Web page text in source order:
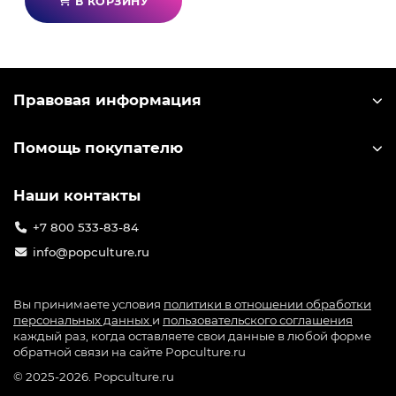
Пора вступить в борьбу за Яру вместе с
Правовая информация
Помощь покупателю
Наши контакты
+7 800 533-83-84
info@popculture.ru
Вы принимаете условия политики в отношении обработки
персональных данных и пользовательского соглашения
каждый раз, когда оставляете свои данные в любой форме
обратной связи на сайте Popculture.ru
© 2025-2026. Popculture.ru